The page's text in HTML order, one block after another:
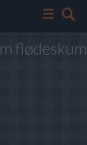
flødeskum